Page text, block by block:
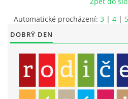
PŘIJÍMACÍ TALENTOVÉ ZKOUŠKY
ÚŘEDNÍ DESKA
PARTNEŘI ZUŠ STAŇKOV
Automatické procházení: 3 | 4 | 5
DOBRÝ DEN